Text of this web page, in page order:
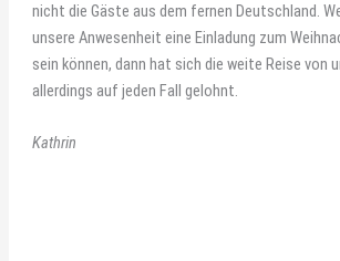
nicht die Gäste aus dem fernen Deutschland.
unsere Anwesenheit eine Einladung zum
sein können, dann hat sich die weite Reise von
allerdings auf jeden Fall gelohnt.
Kathrin